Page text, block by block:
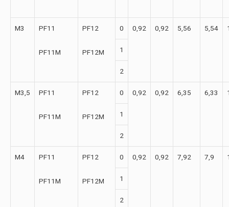
М3 PF11
PF11M
PF12
PF12M
0 0,92 0,92 5,56 5,54
1
2
М3,5 PF11
PF11M
PF12
PF12M
0 0,92 0,92 6,35 6,33
1
2
М4 PF11
PF11M
PF12
PF12M
0 0,92 0,92 7,92 7,9
1
2